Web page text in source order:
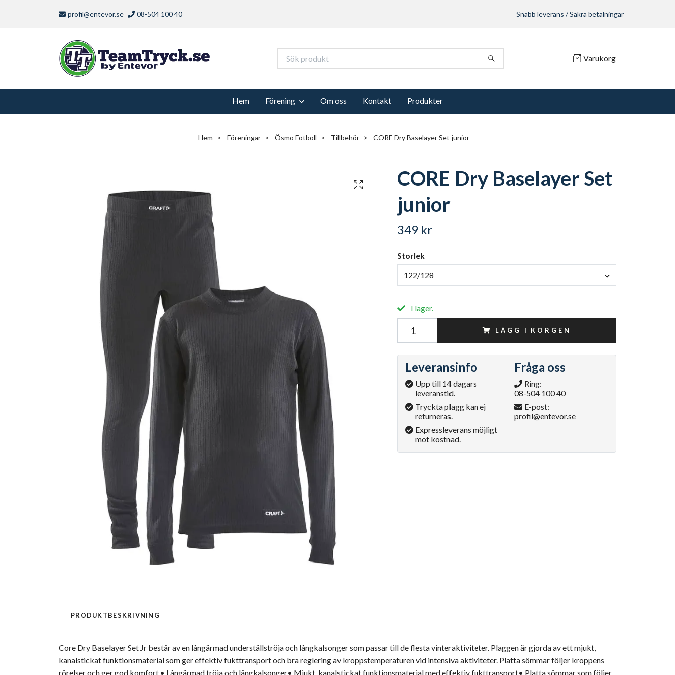
profil@entevor.se 08-504 100 40 Snabb leverans / Säkra betalningar
Varukorg
Hem Förening Om oss Kontakt Produkter
Hem Föreningar Ösmo Fotboll Tillbehör CORE Dry Baselayer Set junior
CORE Dry Baselayer Set
junior
349 kr
Storlek
122/128
I lager.
LÄGG I KORGEN
Leveransinfo
Upp till 14 dagars
leveranstid.
Tryckta plagg kan ej
returneras.
Expressleverans möjligt
mot kostnad.
Fråga oss
Ring:
08-504 100 40
E-post:
profil@entevor.se
PRODUKTBESKRIVNING
Core Dry Baselayer Set Jr består av en långärmad underställströja och långkalsonger som passar till de flesta vinteraktiviteter. Plaggen är gjorda av ett mjukt,
kanalstickat funktionsmaterial som ger effektiv fukttransport och bra reglering av kroppstemperaturen vid intensiva aktiviteter. Platta sömmar följer kroppens
rörelser och ger god komfort.• Långärmad tröja och långkalsonger• Mjukt, kanalstickat funktionsmaterial med effektiv fukttransport• Platta sömmar som följer